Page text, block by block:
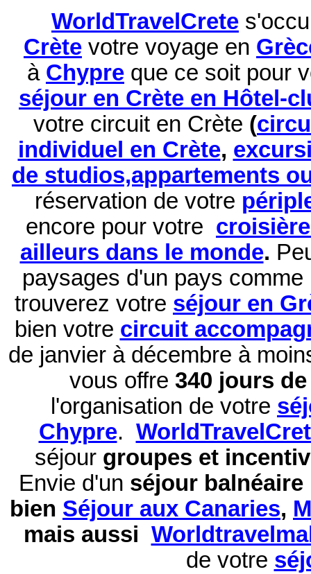
WorldTravelCrete
Crète votre voyage en
à Chypre que ce soit pour
séjour en Crète en Hôtel-
votre circuit en Crète (
individuel en Crète,
de studios,appartements
réservation de votre
encore pour votre
ailleurs dans le monde.
paysages d'un pays
trouverez votre séjour en
bien votre circuit
de janvier à décembre à
vous offre 340 jours
l'organisation de votre
Chypre.
séjour groupes et
Envie d'un séjour balnéaire
bien Séjour aux Canaries,
mais aussi
de votre